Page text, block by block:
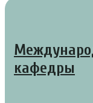
кафедры